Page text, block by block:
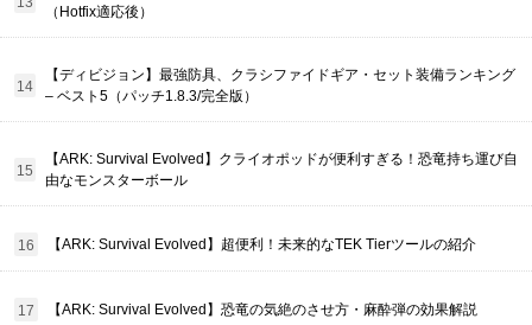
（Hotfix適応後）
【ディビジョン】最強防具、クラシファイドギア・セット装備ランキング
– ベスト5（パッチ1.8.3/完全版）
【ARK: Survival Evolved】クライオポッドが便利すぎる！恐竜持ち運び自
由なモンスターボール
【ARK: Survival Evolved】超便利！未来的なTEK Tierツールの紹介
【ARK: Survival Evolved】恐竜の気絶のさせ方・麻酔弾の効果解説